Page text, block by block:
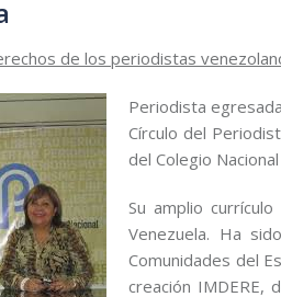
de los periodistas
Periodista
Círculo del
del Colegio
Su amplio
Venezuela. Ha
Comunidades del
creación IMDERE,